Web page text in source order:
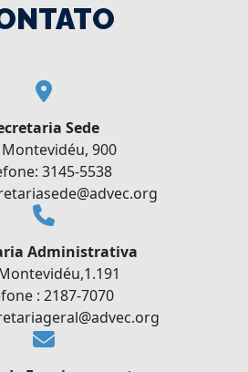
Sede
Montevidéu, 900
3145-5538
Administrativa
: 2187-7070